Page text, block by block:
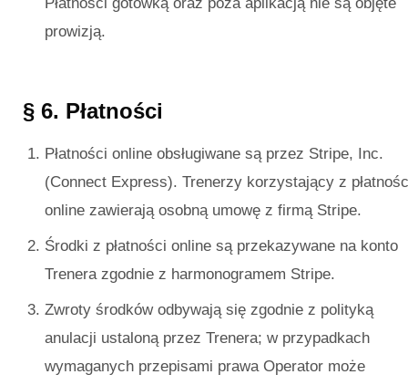
Płatności gotówką oraz poza aplikacją nie są objęte
prowizją.
§ 6. Płatności
Płatności online obsługiwane są przez Stripe, Inc.
(Connect Express). Trenerzy korzystający z
online zawierają osobną umowę z firmą Stripe.
Środki z płatności online są przekazywane na konto
Trenera zgodnie z harmonogramem Stripe.
Zwroty środków odbywają się zgodnie z polityką
anulacji ustaloną przez Trenera; w przypadkach
wymaganych przepisami prawa Operator może